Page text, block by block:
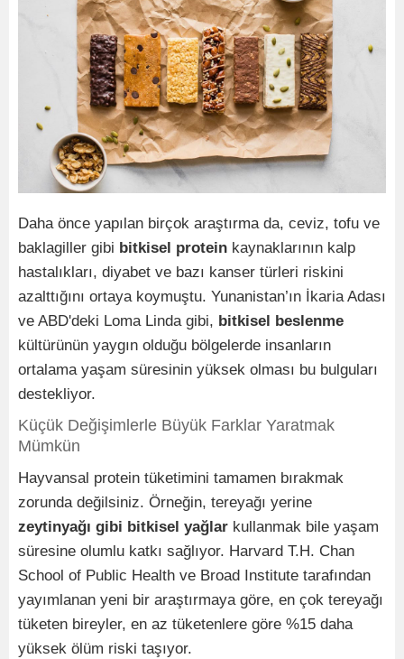
Daha önce yapılan birçok araştırma da, ceviz, tofu ve
baklagiller gibi bitkisel protein kaynaklarının kalp
hastalıkları, diyabet ve bazı kanser türleri riskini
azalttığını ortaya koymuştu. Yunanistan’ın İkaria Adası
ve ABD'deki Loma Linda gibi, bitkisel beslenme
kültürünün yaygın olduğu bölgelerde insanların
ortalama yaşam süresinin yüksek olması bu bulguları
destekliyor.
Küçük Değişimlerle Büyük Farklar Yaratmak
Mümkün
Hayvansal protein tüketimini tamamen bırakmak
zorunda değilsiniz. Örneğin, tereyağı yerine
zeytinyağı gibi bitkisel yağlar kullanmak bile yaşam
süresine olumlu katkı sağlıyor. Harvard T.H. Chan
School of Public Health ve Broad Institute tarafından
yayımlanan yeni bir araştırmaya göre, en çok tereyağı
tüketen bireyler, en az tüketenlere göre %15 daha
yüksek ölüm riski taşıyor.